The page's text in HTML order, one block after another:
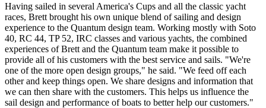
Having sailed in several America's Cups and all the classic yacht
races, Brett brought his own unique blend of sailing and design
experience to the Quantum design team. Working mostly with Soto
40, RC 44, TP 52, IRC classes and various yachts, the combined
experiences of Brett and the Quantum team make it possible to
provide all of his customers with the best service and sails. "We're
one of the more open design groups," he said. "We feed off each
other and keep things open. We share designs and information that
we can then share with the customers. This helps us influence the
sail design and performance of boats to better help our customers."